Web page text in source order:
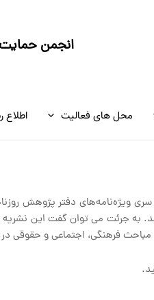
انجمن حمایت
محل های فعالیت اطلاع
ویژه‌نامه‌های دفتر پژوهش
به جرئت می توان گفت این
مباحث فرهنگی، اجتماعی و حقوقی